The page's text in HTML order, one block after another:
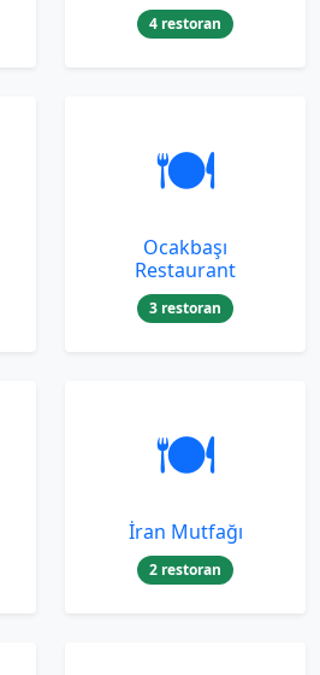
4 restoran
🍽️
Ocakbaşı
Restaurant
3 restoran
🍽️
İran Mutfağı
2 restoran